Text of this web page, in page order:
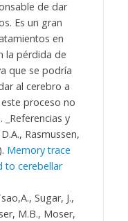
de dar
Es un gran
en
la pérdida de
que se podría
al cerebro a
proceso no
Referencias y
Rasmussen,
Memory trace
to cerebellar
Sugar, J.,
M.B., Moser,